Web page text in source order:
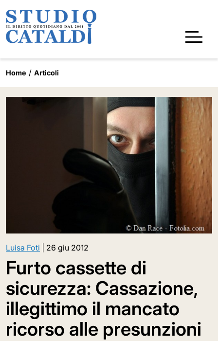
Home Articoli
Luisa Foti 26 giu 2012
Furto cassette di
sicurezza: Cassazione,
illegittimo il mancato
ricorso alle presunzioni